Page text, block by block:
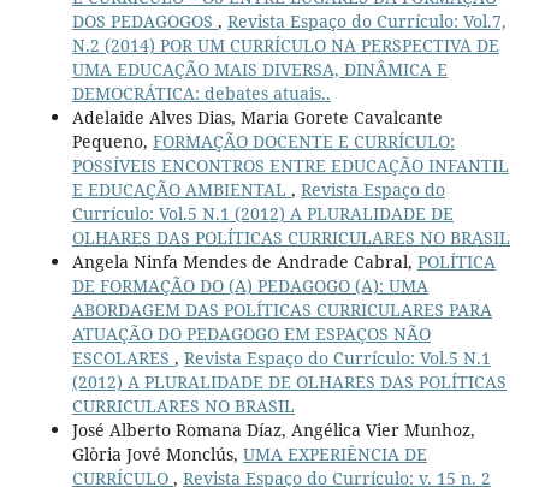
DOS PEDAGOGOS , Revista Espaço do Currículo: Vol.7,
N.2 (2014) POR UM CURRÍCULO NA PERSPECTIVA DE
UMA EDUCAÇÃO MAIS DIVERSA, DINÂMICA E
DEMOCRÁTICA: debates atuais..
Adelaide Alves Dias, Maria Gorete Cavalcante
Pequeno, FORMAÇÃO DOCENTE E CURRÍCULO:
POSSÍVEIS ENCONTROS ENTRE EDUCAÇÃO INFANTIL
E EDUCAÇÃO AMBIENTAL , Revista Espaço do
Currículo: Vol.5 N.1 (2012) A PLURALIDADE DE
OLHARES DAS POLÍTICAS CURRICULARES NO BRASIL
Angela Ninfa Mendes de Andrade Cabral, POLÍTICA
DE FORMAÇÃO DO (A) PEDAGOGO (A): UMA
ABORDAGEM DAS POLÍTICAS CURRICULARES PARA
ATUAÇÃO DO PEDAGOGO EM ESPAÇOS NÃO
ESCOLARES , Revista Espaço do Currículo: Vol.5 N.1
(2012) A PLURALIDADE DE OLHARES DAS POLÍTICAS
CURRICULARES NO BRASIL
José Alberto Romana Díaz, Angélica Vier Munhoz,
Glòria Jové Monclús, UMA EXPERIÊNCIA DE
CURRÍCULO , Revista Espaço do Currículo: v. 15 n. 2